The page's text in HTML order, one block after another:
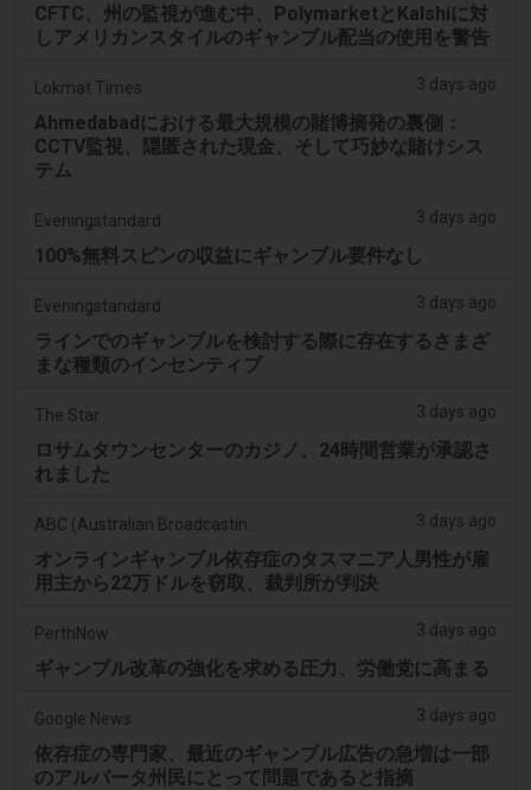
CFTC、州の監視が進む中、PolymarketとKalshiに対
しアメリカンスタイルのギャンブル配当の使用を警告
Lokmat Times 3 days ago
Ahmedabadにおける最大規模の賭博摘発の裏側：
CCTV監視、隠匿された現金、そして巧妙な賭けシス
テム
Eveningstandard 3 days ago
100%無料スピンの収益にギャンブル要件なし
Eveningstandard 3 days ago
ラインでのギャンブルを検討する際に存在するさまざ
まな種類のインセンティブ
The Star 3 days ago
ロサムタウンセンターのカジノ、24時間営業が承認さ
れました
3 days ago
オンラインギャンブル依存症のタスマニア人男性が雇
用主から22万ドルを窃取、裁判所が判決
PerthNow 3 days ago
ギャンブル改革の強化を求める圧力、労働党に高まる
Google News 3 days ago
依存症の専門家、最近のギャンブル広告の急増は一部
のアルバータ州民にとって問題であると指摘